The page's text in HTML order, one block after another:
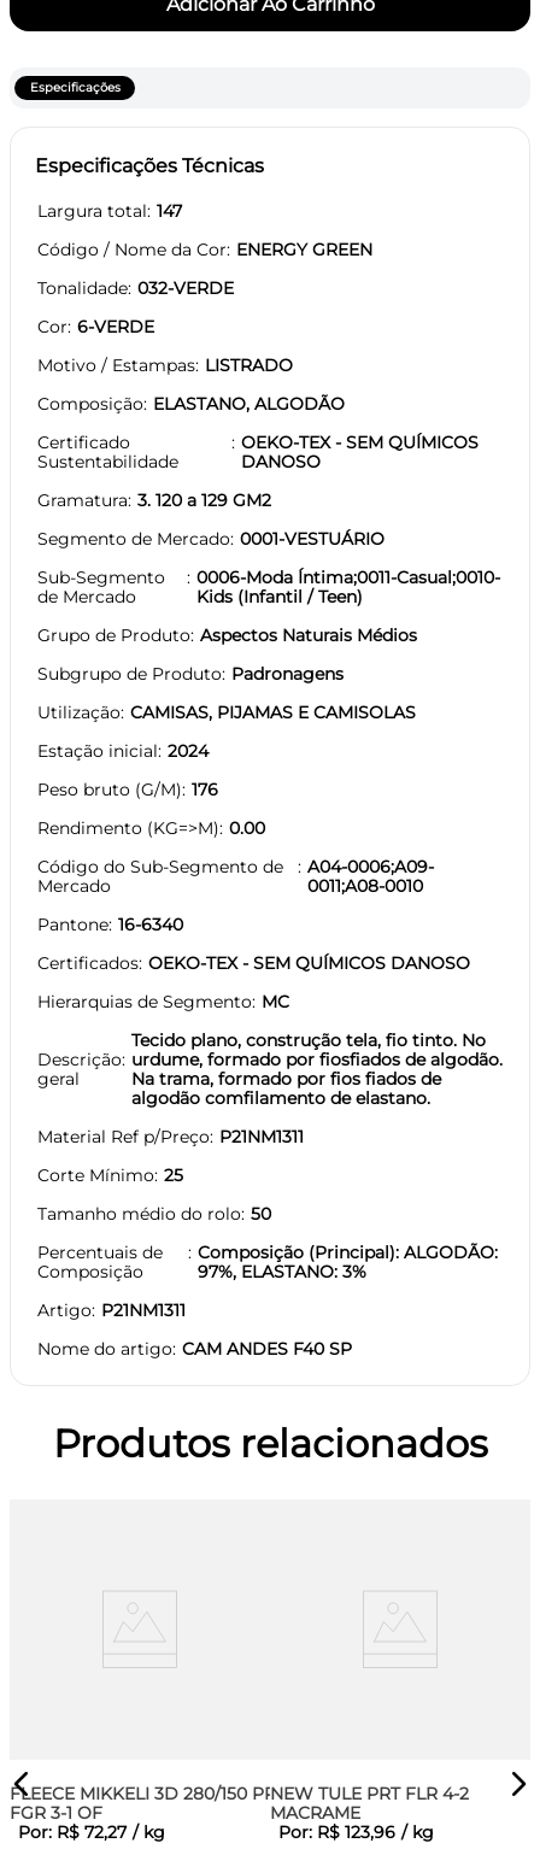
Especificações
Especificações Técnicas
Largura total 147
Código / Nome da Cor ENERGY GREEN
Tonalidade 032-VERDE
Cor 6-VERDE
Motivo / Estampas LISTRADO
Composição ELASTANO, ALGODÃO
Certificado
Sustentabilidade
OEKO-TEX - SEM QUÍMICOS
DANOSO
Gramatura 3. 120 a 129 GM2
Segmento de Mercado 0001-VESTUÁRIO
Sub-Segmento
de Mercado
0006-Moda Íntima;0011-Casual;0010-
Kids (Infantil / Teen)
Grupo de Produto Aspectos Naturais Médios
Subgrupo de Produto Padronagens
Utilização CAMISAS, PIJAMAS E CAMISOLAS
Estação inicial 2024
Peso bruto (G/M) 176
Rendimento (KG=>M) 0.00
Código do Sub-Segmento de
Mercado
A04-0006;A09-
0011;A08-0010
Pantone 16-6340
Certificados OEKO-TEX - SEM QUÍMICOS DANOSO
Hierarquias de Segmento MC
Descrição
geral
Tecido plano, construção tela, fio tinto. No
urdume, formado por fiosfiados de algodão.
Na trama, formado por fios fiados de
algodão comfilamento de elastano.
Material Ref p/Preço P21NM1311
Corte Mínimo 25
Tamanho médio do rolo 50
Percentuais de
Composição
Composição (Principal): ALGODÃO:
97%, ELASTANO: 3%
Artigo P21NM1311
Nome do artigo CAM ANDES F40 SP
Produtos relacionados
FLEECE MIKKELI 3D 280/150 PRT
FGR 3-1 OF
Por: R$ 72,27 / kg
NEW TULE PRT FLR 4-2
MACRAME
Por: R$ 123,96 / kg